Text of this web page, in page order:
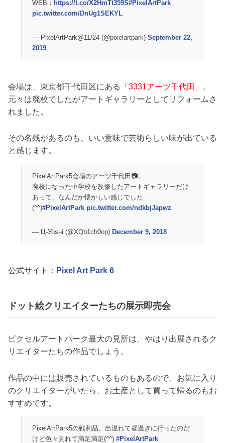
WEB： https://t.co/X2HmTt359S#PixelArtPark
pic.twitter.com/DnUg1SEKYL
— PixelArtPark@11/24 (@pixelartpark) September 22,
2019
会場は、東京都千代田区にある 「3331アーツ千代田」
。
元々は廃校でしたがアートギャラリーとしてリフォームさ
れました。
その名残があるのも、いい意味で芸術らしい味が出ている
と感じます。
PixelArtPark5会場のアーツ千代田📷。
廃校になった中学校を改修したアートギャラリーだけ
あって、なんだか懐かしい感じでした
(^^)#PixelArtPark pic.twitter.com/ndkbjJapwz
— Ц-Уоsнi (@XQb1ch0op) December 9, 2018
公式サイト： Pixel Art Park 6
ドット絵クリエイターたちの展示即売会
ピクセルアートパーク最大の見所は、やはり出展されるク
リエイターたちの作品でしょう。
作品の中には販売されているものもあるので、お気に入り
のクリエイターがいたら、お土産として買って帰るのもお
すすめです。
PixelArtPark5の戦利品。出遅れて昼過ぎに行ったのだ
けど色々見れて満足満足(^^) #PixelArtPark